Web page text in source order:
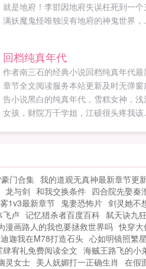
就是地府！李邯因地府失误枉死到一个
满妖魔鬼怪唯独没有地府的神鬼世界，
么朝廷高官，修行大能，还是气运之子。
生死簿上记生死！...
回档纯真年代
作者南三石的经典小说回档纯真年代最
章节全文阅读服务本站更新及时无弹窗
告小说黑白的纯真年代，雪糕女神，浅
女孩，财院万千学姐，江硕很头疼我该
门合集 我的道观无真神最新章节更
龙与剑 和我交换条件 四合院先娶秦
1v3最新章节 鬼妻恐怖片 剑灵她不
飞卢 记忆猎杀者百度百科 弑天诀九狂
漫画路人的我也要拯救世界吗 快穿大
迪迦我在M78打造石头 心如明镜照繁星
肆宥礼免费阅读全文 海贼王路飞的小
灵女士 美人妩媚打一正确生肖 在假